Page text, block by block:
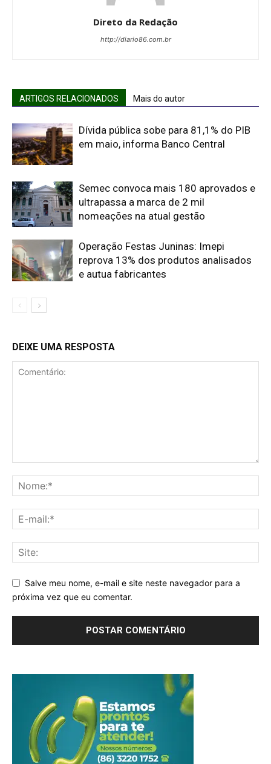
Direto da Redação
http://diario86.com.br
ARTIGOS RELACIONADOS Mais do autor
Dívida pública sobe para 81,1% do PIB
em maio, informa Banco Central
Semec convoca mais 180 aprovados e
ultrapassa a marca de 2 mil
nomeações na atual gestão
Operação Festas Juninas: Imepi
reprova 13% dos produtos analisados
e autua fabricantes
DEIXE UMA RESPOSTA
Salve meu nome, e-mail e site neste navegador para a
próxima vez que eu comentar.